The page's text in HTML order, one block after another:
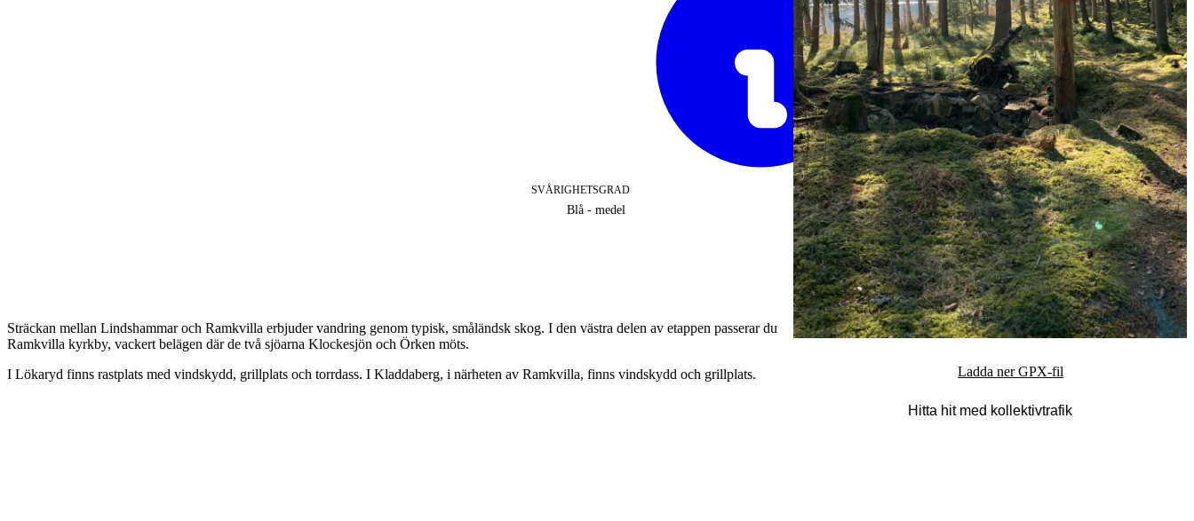
SVÅRIGHETSGRAD
Blå - medel
Sträckan mellan Lindshammar och Ramkvilla erbjuder vandring genom typisk, småländsk skog. I den västra delen av etappen passerar du
Ramkvilla kyrkby, vackert belägen där de två sjöarna Klockesjön och Örken möts.
I Lökaryd finns rastplats med vindskydd, grillplats och torrdass. I Kladdaberg, i närheten av Ramkvilla, finns vindskydd och grillplats.
Ladda ner GPX-fil
Hitta hit med kollektivtrafik